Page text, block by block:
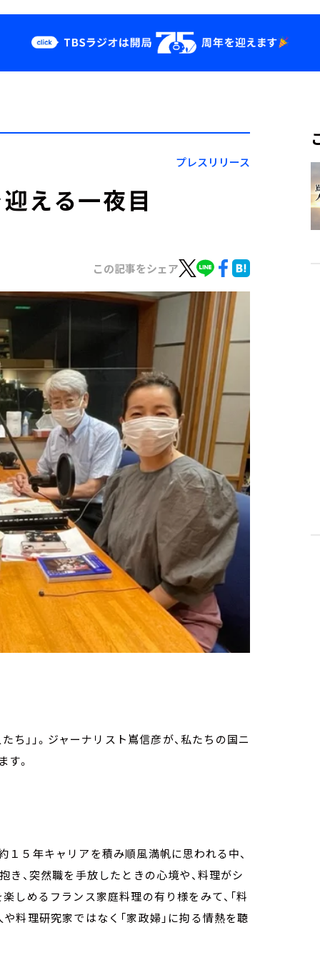
YouTube
会社情報プレスリリース
える一夜目
この記事をシェア
」」。ジャーナリスト嶌信彦が、私たちの国ニ
。
５年キャリアを積み順風満帆に思われる中、
き、突然職を手放したときの心境や、料理がシ
しめるフランス家庭料理の有り様をみて、「料
料理研究家ではなく「家政婦」に拘る情熱を聴